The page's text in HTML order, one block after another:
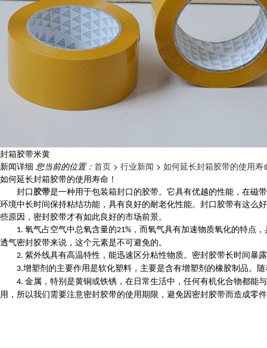
封箱胶带米黄
新闻详细 您当前的位置： 首页 > 行业新闻 > 如何延长封箱胶带的使用寿
如何延长封箱胶带的使用寿命！
封口 胶带是一种用于包装箱封口的胶带。它具有优越的性能，在磁
环境中长时间保持粘结功能，具有良好的耐老化性能。 封口胶带有这么
些原因，密封胶带才有如此良好的市场前景。
1. 氧气占空气中总氧含量的21% ，而氧气具有加速物质氧化的特点
透气密封胶带来说，这个元素是不可避免的。
2. 紫外线具有高温特性，能迅速区分粘性物质。密封胶带长时间暴
3.增塑剂的主要作用是软化塑料，主要是含有增塑剂的橡胶制品。
4. 金属，特别是黄铜或铁锈，在日常生活中，任何有机化合物都能
用，所以我们需要注意密封胶带的使用期限，避免因密封胶带而造成零